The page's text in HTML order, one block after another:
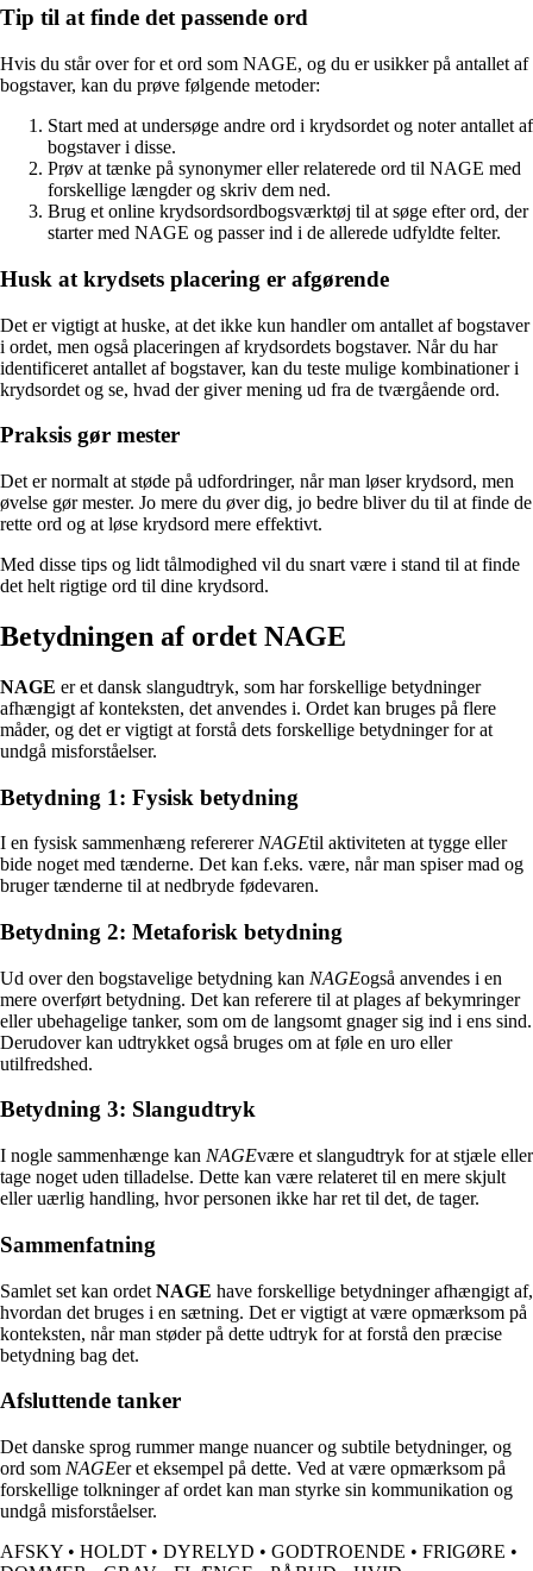
Tip til at finde det passende ord
Hvis du står over for et ord som NAGE, og du er usikker på antallet af
bogstaver, kan du prøve følgende metoder:
Start med at undersøge andre ord i krydsordet og noter antallet af
bogstaver i disse.
Prøv at tænke på synonymer eller relaterede ord til NAGE med
forskellige længder og skriv dem ned.
Brug et online krydsordsordbogsværktøj til at søge efter ord, der
starter med NAGE og passer ind i de allerede udfyldte felter.
Husk at krydsets placering er afgørende
Det er vigtigt at huske, at det ikke kun handler om antallet af bogstaver
i ordet, men også placeringen af krydsordets bogstaver. Når du har
identificeret antallet af bogstaver, kan du teste mulige kombinationer i
krydsordet og se, hvad der giver mening ud fra de tværgående ord.
Praksis gør mester
Det er normalt at støde på udfordringer, når man løser krydsord, men
øvelse gør mester. Jo mere du øver dig, jo bedre bliver du til at finde de
rette ord og at løse krydsord mere effektivt.
Med disse tips og lidt tålmodighed vil du snart være i stand til at finde
det helt rigtige ord til dine krydsord.
Betydningen af ordet NAGE
NAGE er et dansk slangudtryk, som har forskellige betydninger
afhængigt af konteksten, det anvendes i. Ordet kan bruges på flere
måder, og det er vigtigt at forstå dets forskellige betydninger for at
undgå misforståelser.
Betydning 1: Fysisk betydning
I en fysisk sammenhæng refererer NAGEtil aktiviteten at tygge eller
bide noget med tænderne. Det kan f.eks. være, når man spiser mad og
bruger tænderne til at nedbryde fødevaren.
Betydning 2: Metaforisk betydning
Ud over den bogstavelige betydning kan NAGEogså anvendes i en
mere overført betydning. Det kan referere til at plages af bekymringer
eller ubehagelige tanker, som om de langsomt gnager sig ind i ens sind.
Derudover kan udtrykket også bruges om at føle en uro eller
utilfredshed.
Betydning 3: Slangudtryk
I nogle sammenhænge kan NAGEvære et slangudtryk for at stjæle eller
tage noget uden tilladelse. Dette kan være relateret til en mere skjult
eller uærlig handling, hvor personen ikke har ret til det, de tager.
Sammenfatning
Samlet set kan ordet NAGE have forskellige betydninger afhængigt af,
hvordan det bruges i en sætning. Det er vigtigt at være opmærksom på
konteksten, når man støder på dette udtryk for at forstå den præcise
betydning bag det.
Afsluttende tanker
Det danske sprog rummer mange nuancer og subtile betydninger, og
ord som NAGEer et eksempel på dette. Ved at være opmærksom på
forskellige tolkninger af ordet kan man styrke sin kommunikation og
undgå misforståelser.
AFSKY • HOLDT • DYRELYD • GODTROENDE • FRIGØRE •